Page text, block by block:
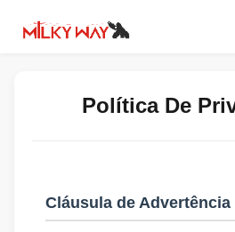
Política De
Cláusula de Advertência